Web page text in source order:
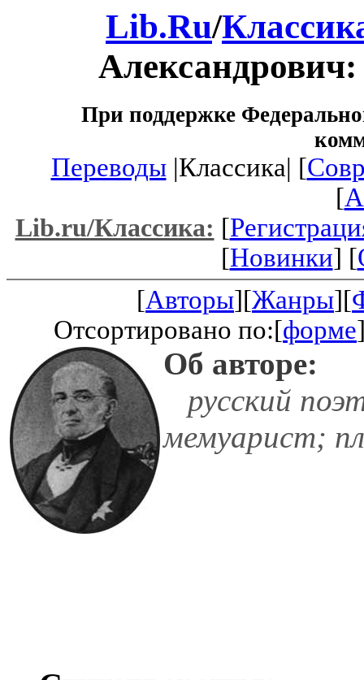
Lib.Ru/
При поддержке
Переводы|Классика| [
[
Lib.ru/Классика: [
[Новинки] [
[Авторы][Жанры][
Отсортировано по:[форме
Об авторе:
русский
мемуарист;